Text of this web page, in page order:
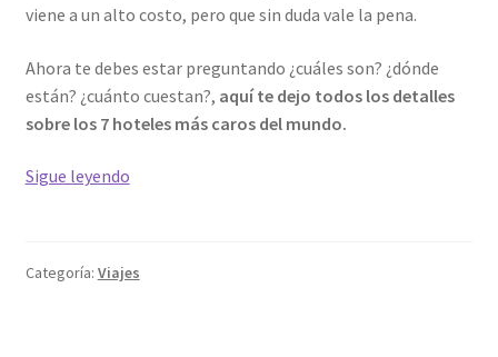
viene a un alto costo, pero que sin duda vale la pena.
Ahora te debes estar preguntando ¿cuáles son? ¿dónde
están? ¿cuánto cuestan?, aquí te dejo todos los detalles
sobre los 7 hoteles más caros del mundo.
Sigue leyendoLos
caros
Categoría: Viajes